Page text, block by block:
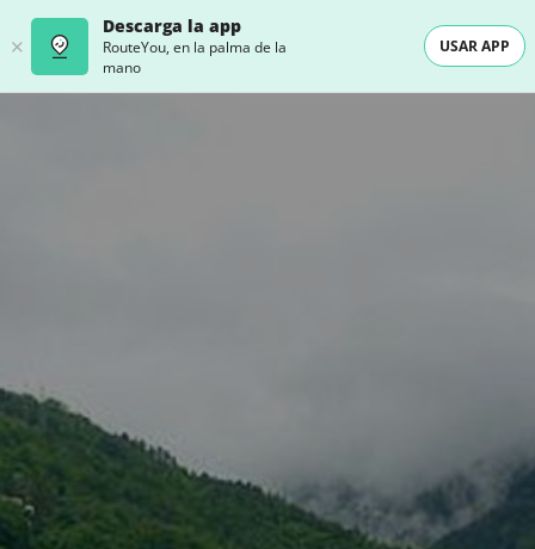
Descarga la app
RouteYou, en la palma de la
mano
USAR APP